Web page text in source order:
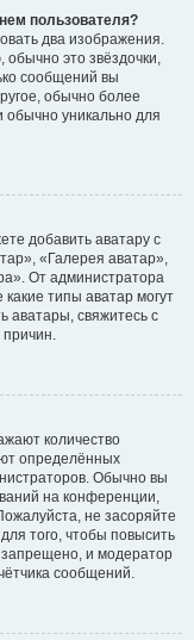
пользователя?
два изображения.
это звёздочки,
сообщений вы
обычно более
обычно уникально для
добавить аватару с
«Галерея аватар»,
От администратора
типы аватар могут
аватары, свяжитесь с
количество
определённых
Обычно вы
на конференции,
не засоряйте
того, чтобы повысить
и модератор
сообщений.